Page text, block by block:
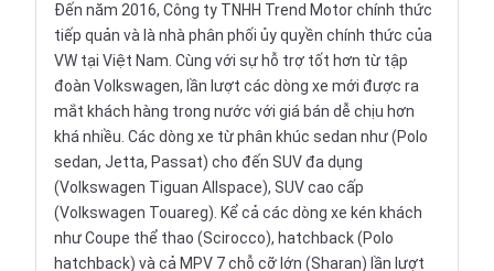
Đến năm 2016, Công ty TNHH Trend Motor chính thức
tiếp quản và là nhà phân phối ủy quyền chính thức của
VW tại Việt Nam. Cùng với sự hỗ trợ tốt hơn từ tập
đoàn Volkswagen, lần lượt các dòng xe mới được ra
mắt khách hàng trong nước với giá bán dễ chịu hơn
khá nhiều. Các dòng xe từ phân khúc sedan như (Polo
sedan, Jetta, Passat) cho đến SUV đa dụng
(Volkswagen Tiguan Allspace), SUV cao cấp
(Volkswagen Touareg). Kể cả các dòng xe kén khách
như Coupe thể thao (Scirocco), hatchback (Polo
hatchback) và cả MPV 7 chỗ cỡ lớn (Sharan) lần lượt